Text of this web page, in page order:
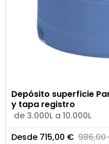
Depósito superficie
y tapa registro
de 3.000L a 10.000L
Desde 715,00 € 986,00